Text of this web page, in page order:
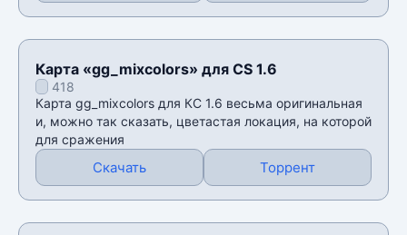
Карта «gg_mixcolors» для CS 1.6
418
Карта gg_mixcolors для КС 1.6 весьма оригинальная
и, можно так сказать, цветастая локация, на которой
для сражения
Скачать Торрент